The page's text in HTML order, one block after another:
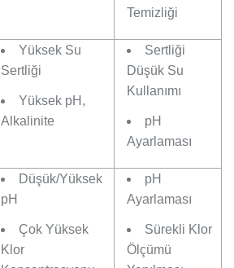
Temizliği
Yüksek Su
Sertliği
Yüksek pH,
Alkalinite
Sertliği
Düşük Su
Kullanımı
pH
Ayarlaması
Düşük/Yüksek
pH
Çok Yüksek
Klor
pH
Ayarlaması
Sürekli Klor
Ölçümü